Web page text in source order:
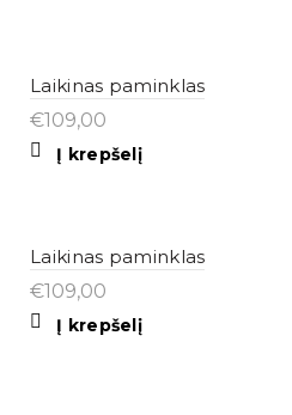
Laikinas paminklas
€109,00
Į krepšelį
Laikinas paminklas
€109,00
Į krepšelį